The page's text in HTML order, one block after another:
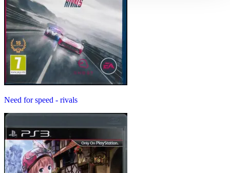
Need for speed - rivals